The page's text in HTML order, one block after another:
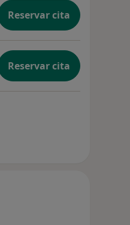
Reservar cita
Reservar cita